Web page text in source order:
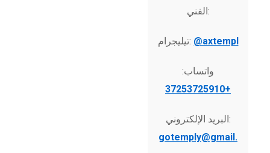
الفني:
تيليجرام: @axtempl
واتساب:
+37253725910
البريد الإلكتروني:
gotemply@gmail.